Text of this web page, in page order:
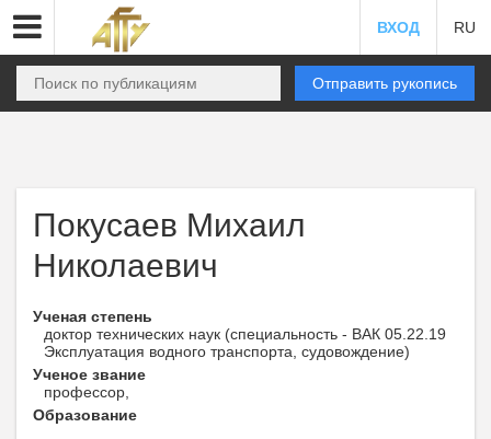
ВХОД RU
Отправить рукопись
Покусаев Михаил
Николаевич
Ученая степень
доктор технических наук (специальность - ВАК 05.22.19
Эксплуатация водного транспорта, судовождение)
Ученое звание
профессор,
Образование